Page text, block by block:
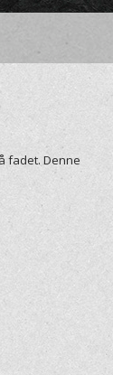
fadet. Denne